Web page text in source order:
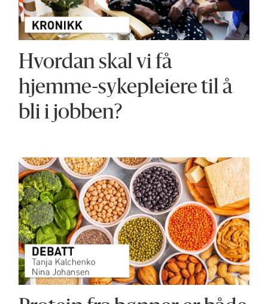
Hvordan skal vi få
hjemme-sykepleiere til å
bli i jobben?